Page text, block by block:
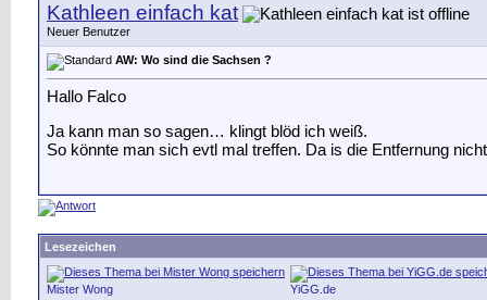
Kathleen einfach kat
Neuer Benutzer
AW: Wo sind die Sachsen ?
Hallo Falco
Ja kann man so sagen… klingt blöd ich weiß.
So könnte man sich evtl mal treffen. Da is die Entfernung
Lesezeichen
Mister Wong
YiGG.de